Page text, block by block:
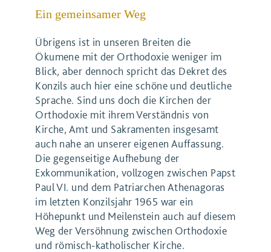
Ein gemeinsamer Weg
Übrigens ist in unseren Breiten die
Ökumene mit der Orthodoxie weniger im
Blick, aber dennoch spricht das Dekret des
Konzils auch hier eine schöne und deutliche
Sprache. Sind uns doch die Kirchen der
Orthodoxie mit ihrem Verständnis von
Kirche, Amt und Sakramenten insgesamt
auch nahe an unserer eigenen Auffassung.
Die gegenseitige Aufhebung der
Exkommunikation, vollzogen zwischen Papst
Paul VI. und dem Patriarchen Athenagoras
im letzten Konzilsjahr 1965 war ein
Höhepunkt und Meilenstein auch auf diesem
Weg der Versöhnung zwischen Orthodoxie
und römisch-katholischer Kirche.